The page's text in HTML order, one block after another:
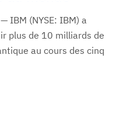
IBM (NYSE: IBM) a
plus de 10 milliards de
au cours des cinq